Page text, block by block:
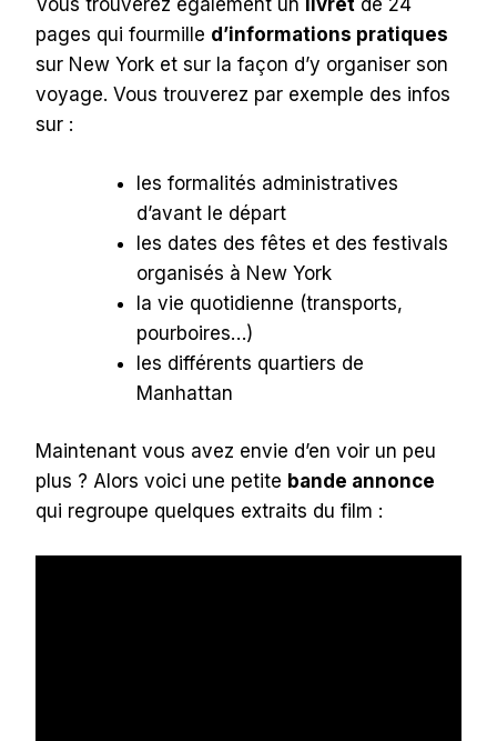
Vous trouverez également un livret de 24
pages qui fourmille d’informations pratiques
sur New York et sur la façon d’y organiser son
voyage. Vous trouverez par exemple des infos
sur :
les formalités administratives
d’avant le départ
les dates des fêtes et des festivals
organisés à New York
la vie quotidienne (transports,
pourboires…)
les différents quartiers de
Manhattan
Maintenant vous avez envie d’en voir un peu
plus ? Alors voici une petite bande annonce
qui regroupe quelques extraits du film :